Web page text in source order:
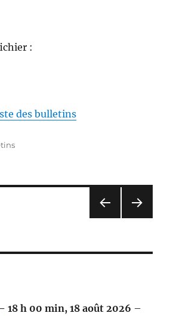
:
des bulletins
CÉD ANT
18 h 00 min,18 août 2026 –